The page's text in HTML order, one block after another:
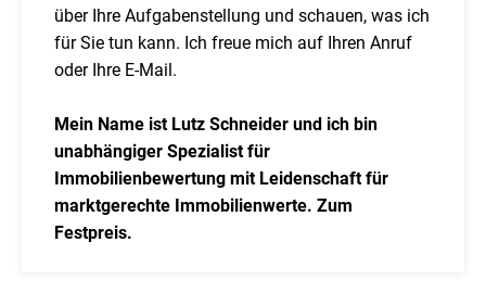
über Ihre Aufgabenstellung und schauen, was ich
für Sie tun kann. Ich freue mich auf Ihren Anruf
oder Ihre E-Mail.
Mein Name ist Lutz Schneider und ich bin
unabhängiger Spezialist für
Immobilienbewertung mit Leidenschaft für
marktgerechte Immobilienwerte. Zum
Festpreis.